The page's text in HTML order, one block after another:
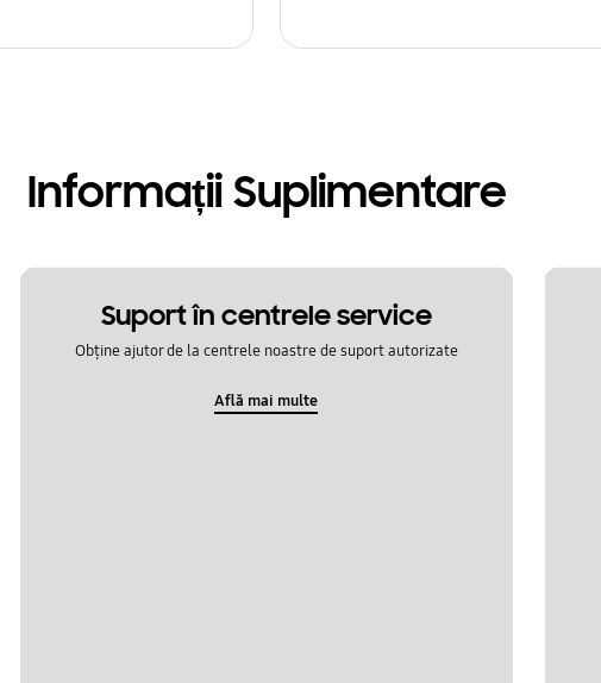
Informații Suplimentare
Suport în centrele service
Obține ajutor de la centrele noastre de suport autorizate
Află mai multe